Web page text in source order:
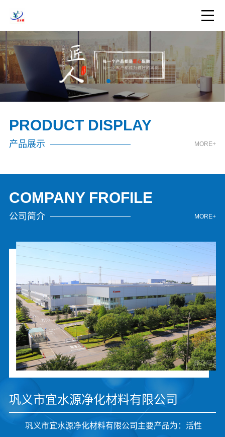
PRODUCT DISPLAY
产品展示 MORE+
COMPANY FROFILE
公司简介 MORE+
巩义市宜水源净化材料有限公司
巩义市宜水源净化材料有限公司主要产品为：活性